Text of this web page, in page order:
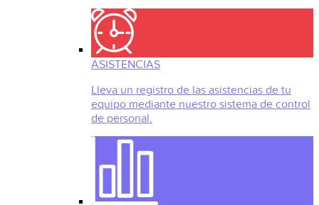
ASISTENCIAS
Lleva un registro de las asistencias de tu
equipo mediante nuestro sistema de control
de personal.